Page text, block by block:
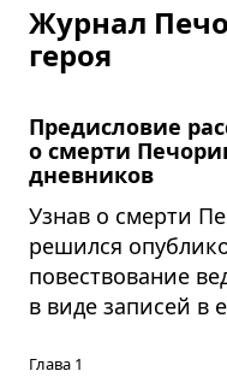
Журнал
героя
Предисловие
о смерти
дневников
Узнав о смерти
решился
повествование
в виде записей в
Глава 1